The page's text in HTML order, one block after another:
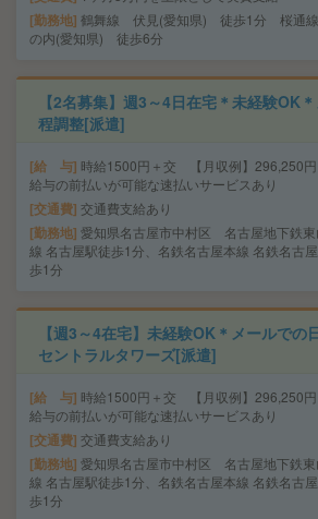
勤務地 鶴舞線 伏見(愛知県) 徒歩1分 桜通
の内(愛知県) 徒歩6分
【2名募集】週3～4日在宅＊未経験OK
程調整[派遣]
給 与 時給1500円＋交 【月収例】296,250
給与の前払いが可能な速払いサービスあり
交通費 交通費支給あり
勤務地 愛知県名古屋市中村区 名古屋地下鉄東
線 名古屋駅徒歩1分、名鉄名古屋本線 名鉄名古
歩1分
【週3～4在宅】未経験OK＊メールでの
セントラルタワーズ[派遣]
給 与 時給1500円＋交 【月収例】296,250
給与の前払いが可能な速払いサービスあり
交通費 交通費支給あり
勤務地 愛知県名古屋市中村区 名古屋地下鉄東
線 名古屋駅徒歩1分、名鉄名古屋本線 名鉄名古
歩1分